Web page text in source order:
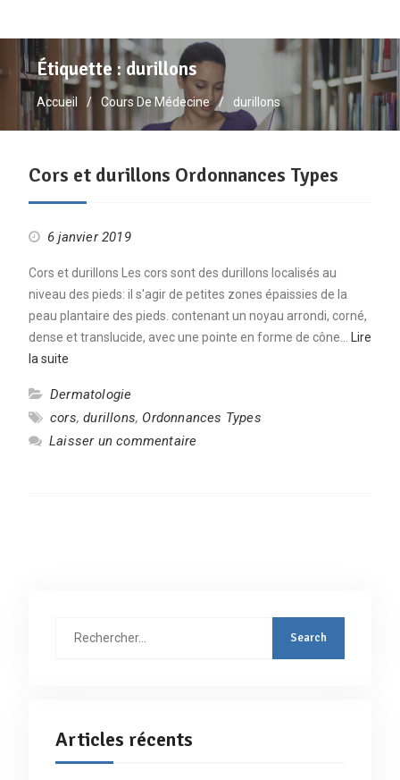
Étiquette : durillons
Accueil Cours De Médecine durillons
Cors et durillons Ordonnances Types
6 janvier 2019
Cors et durillons Les cors sont des durillons localisés au
niveau des pieds: il s'agir de petites zones épaissies de la
peau plantaire des pieds. contenant un noyau arrondi, corné,
dense et translucide, avec une pointe en forme de cône…
Lire
la suite
Dermatologie
cors,durillons, Ordonnances Types
Laisser un commentaire
Articles récents